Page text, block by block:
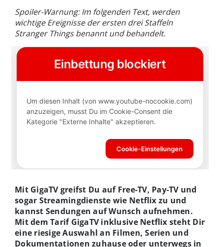
Spoiler-Warnung: Im folgenden Text, werden
wichtige Ereignisse der ersten drei Staffeln
Stranger Things benannt und behandelt.
Mit GigaTV greifst Du auf Free-TV, Pay-TV und
sogar Streamingdienste wie Netflix zu und
kannst Sendungen auf Wunsch aufnehmen.
Mit dem Tarif GigaTV inklusive Netflix steht Dir
eine riesige Auswahl an Filmen, Serien und
Dokumentationen zuhause oder unterwegs in